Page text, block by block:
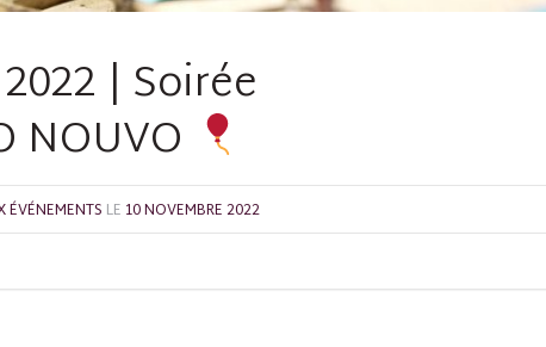
| Soirée
NOUVO
ÉVÉNEMENTS LE 10 NOVEMBRE 2022